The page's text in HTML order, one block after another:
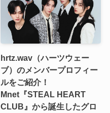
hrtz.wav（ハーツウェー
ブ）のメンバープロフィー
ルをご紹介！
Mnet『STEAL HEART
CLUB』から誕生したグロ